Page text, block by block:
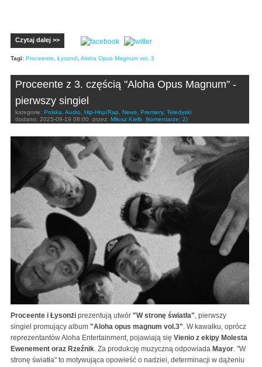
Czytaj dalej >>
Tagi: Proceente, Łysonżi, Aloha Opus Magnum vol. 3
Proceente z 3. częścią "Aloha Opus Magnum" -
pierwszy singiel
kategorie: Polska, Audio, Hip-Hop/Rap, News, Premiery, Teledyski
dodano: 2025-09-19 08:00 przez: Miłosz Kiełb (komentarze: 2)
Proceente i Łysonżi prezentują utwór "W stronę światła" , pierwszy
singiel promujący album "Aloha opus magnum vol.3" . W kawałku, oprócz
reprezentantów Aloha Entertainment, pojawiają się Vienio z ekipy Molesta
Ewenement oraz Rzeźnik . Za produkcję muzyczną odpowiada Mayor . "W
stronę światła" to motywująca opowieść o nadziei, determinacji w dążeniu